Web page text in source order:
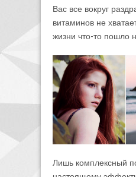
Вас все вокруг
витаминов не
жизни что-то пошло
Лишь комплексный